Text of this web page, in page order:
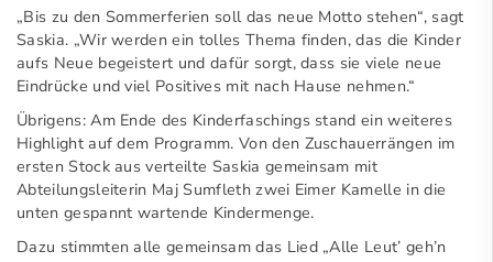
„Bis zu den Sommerferien soll das neue Motto stehen“, sagt
Saskia. „Wir werden ein tolles Thema finden, das die Kinder
aufs Neue begeistert und dafür sorgt, dass sie viele neue
Eindrücke und viel Positives mit nach Hause nehmen.“
Übrigens: Am Ende des Kinderfaschings stand ein weiteres
Highlight auf dem Programm. Von den Zuschauerrängen im
ersten Stock aus verteilte Saskia gemeinsam mit
Abteilungsleiterin Maj Sumfleth zwei Eimer Kamelle in die
unten gespannt wartende Kindermenge.
Dazu stimmten alle gemeinsam das Lied „Alle Leut’ geh’n